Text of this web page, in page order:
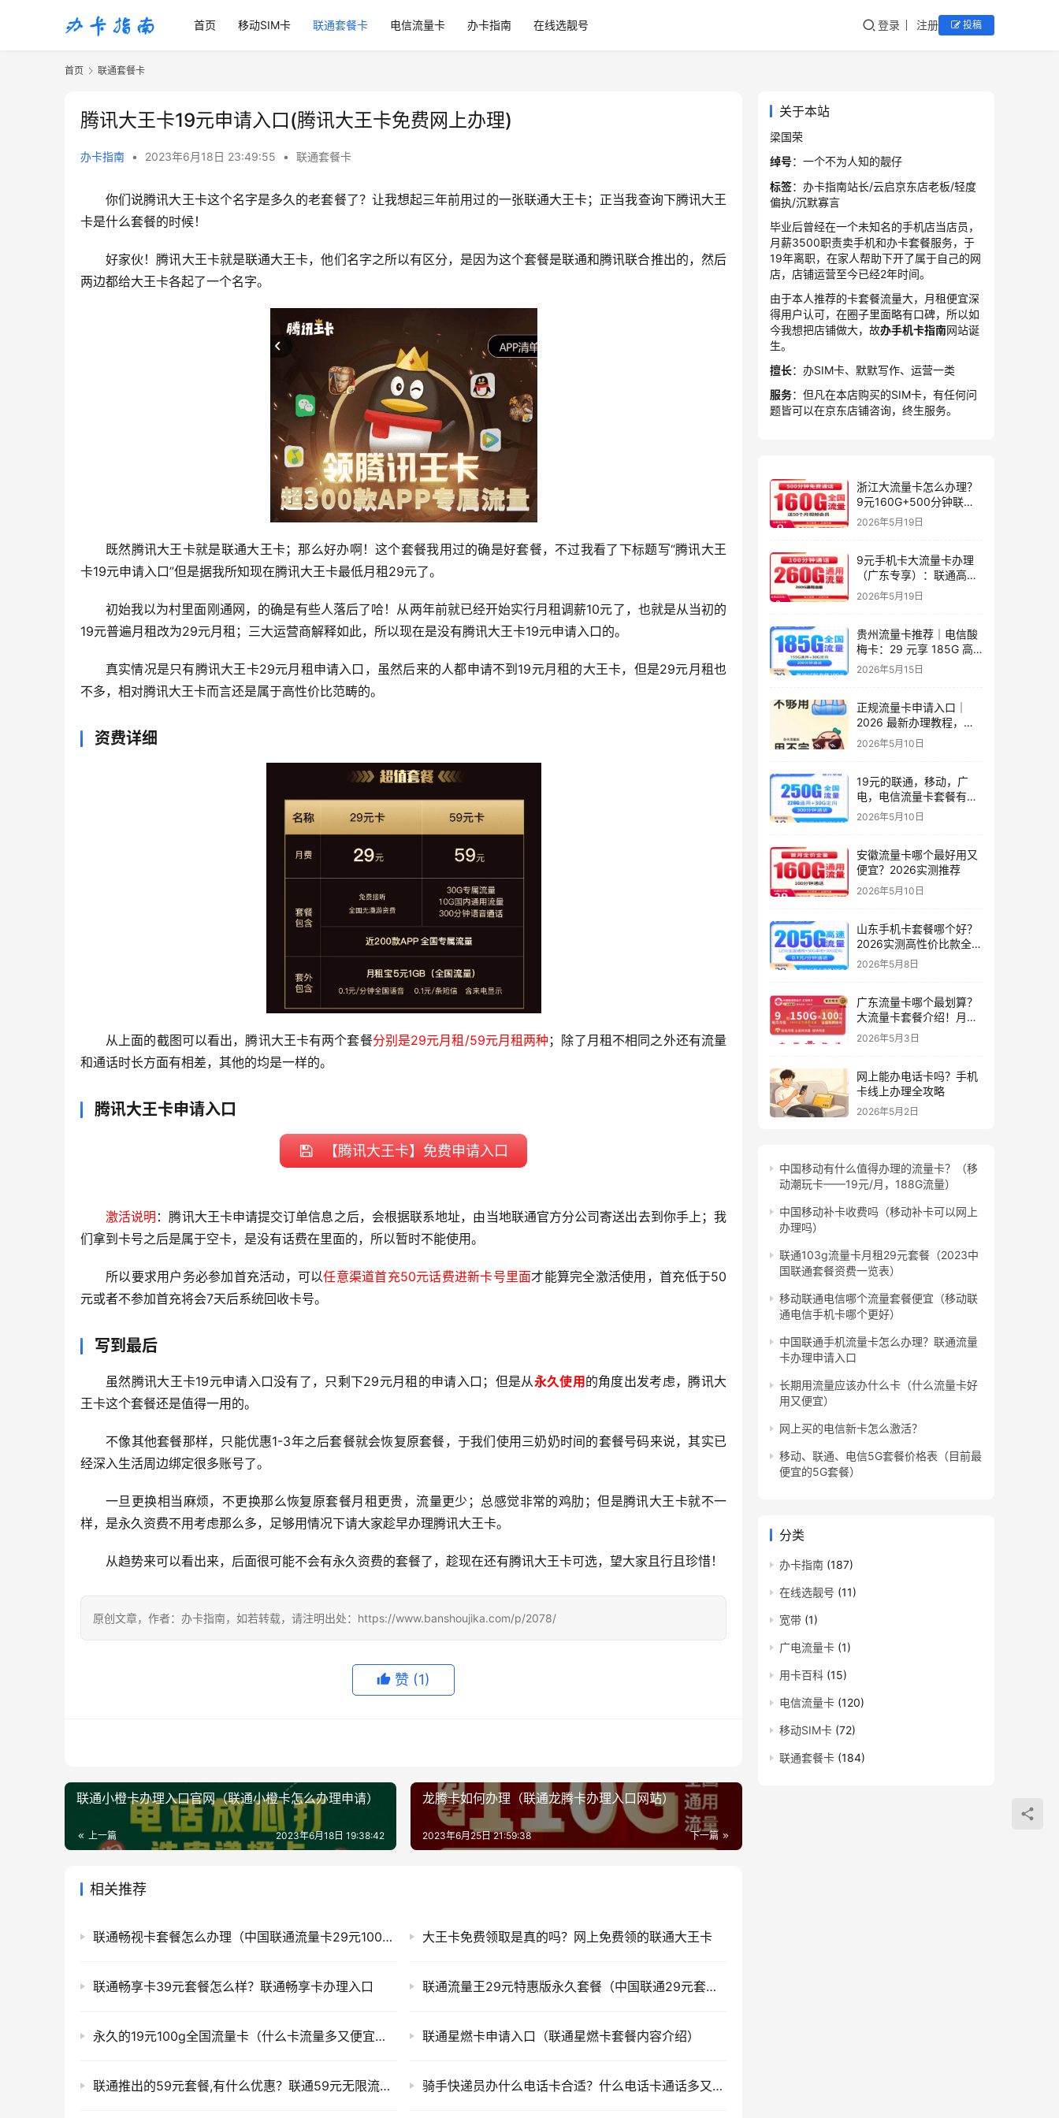
首页 移动SIM卡 联通套餐卡 电信流量卡 办卡指南 在线选靓号 登录 注册 投稿
首页 联通套餐卡
腾讯大王卡19元申请入口(腾讯大王卡免费网上办理)
办卡指南 • 2023年6月18日 23:49:55 • 联通套餐卡
你们说腾讯大王卡这个名字是多久的老套餐了？让我想起三年前用过的一张联通大王卡；正当我查询下腾讯大王
卡是什么套餐的时候！
好家伙！腾讯大王卡就是联通大王卡，他们名字之所以有区分，是因为这个套餐是联通和腾讯联合推出的，然后
两边都给大王卡各起了一个名字。
既然腾讯大王卡就是联通大王卡；那么好办啊！这个套餐我用过的确是好套餐，不过我看了下标题写“腾讯大王
卡19元申请入口”但是据我所知现在腾讯大王卡最低月租29元了。
初始我以为村里面刚通网，的确是有些人落后了哈！从两年前就已经开始实行月租调薪10元了，也就是从当初的
19元普遍月租改为29元月租；三大运营商解释如此，所以现在是没有腾讯大王卡19元申请入口的。
真实情况是只有腾讯大王卡29元月租申请入口，虽然后来的人都申请不到19元月租的大王卡，但是29元月租也
不多，相对腾讯大王卡而言还是属于高性价比范畴的。
资费详细
从上面的截图可以看出，腾讯大王卡有两个套餐分别是29元月租/59元月租两种 ；除了月租不相同之外还有流量
和通话时长方面有相差，其他的均是一样的。
腾讯大王卡申请入口
【腾讯大王卡】免费申请入口
激活说明 ：腾讯大王卡申请提交订单信息之后，会根据联系地址，由当地联通官方分公司寄送出去到你手上；我
们拿到卡号之后是属于空卡，是没有话费在里面的，所以暂时不能使用。
所以要求用户务必参加首充活动，可以任意渠道首充50元话费进新卡号里面才能算完全激活使用，首充低于50
元或者不参加首充将会7天后系统回收卡号。
写到最后
虽然腾讯大王卡19元申请入口没有了，只剩下29元月租的申请入口；但是从永久使用的角度出发考虑，腾讯大
王卡这个套餐还是值得一用的。
不像其他套餐那样，只能优惠1-3年之后套餐就会恢复原套餐，于我们使用三奶奶时间的套餐号码来说，其实已
经深入生活周边绑定很多账号了。
一旦更换相当麻烦，不更换那么恢复原套餐月租更贵，流量更少；总感觉非常的鸡肋；但是腾讯大王卡就不一
样，是永久资费不用考虑那么多，足够用情况下请大家趁早办理腾讯大王卡。
从趋势来可以看出来，后面很可能不会有永久资费的套餐了，趁现在还有腾讯大王卡可选，望大家且行且珍惜！
原创文章，作者：办卡指南，如若转载，请注明出处：https://www.banshoujika.com/p/2078/
赞 (1)
联通小橙卡办理入口官网（联通小橙卡怎么办理申请）
上一篇 2023年6月18日 19:38:42
龙腾卡如何办理（联通龙腾卡办理入口网站）
下一篇
2023年6月25日 21:59:38
相关推荐
联通畅视卡套餐怎么办理（中国联通流量卡29元100g） 大王卡免费领取是真的吗？网上免费领的联通大王卡
联通畅享卡39元套餐怎么样？联通畅享卡办理入口 联通流量王29元特惠版永久套餐（中国联通29元套餐最新出）
永久的19元100g全国流量卡（什么卡流量多又便宜不限速） 联通星燃卡申请入口（联通星燃卡套餐内容介绍）
联通推出的59元套餐,有什么优惠？联通59元无限流量卡 骑手快递员办什么电话卡合适？什么电话卡通话多又便宜？（2000分钟通话时长）
关于本站
梁国荣
绰号：一个不为人知的靓仔
标签：办卡指南站长/云启京东店老板/轻度
偏执/沉默寡言
毕业后曾经在一个未知名的手机店当店员，
月薪3500职责卖手机和办卡套餐服务，于
19年离职，在家人帮助下开了属于自己的网
店，店铺运营至今已经2年时间。
由于本人推荐的卡套餐流量大，月租便宜深
得用户认可，在圈子里面略有口碑，所以如
今我想把店铺做大，故办手机卡指南网站诞
生。
擅长：办SIM卡、默默写作、运营一类
服务：但凡在本店购买的SIM卡，有任何问
题皆可以在京东店铺咨询，终生服务。
浙江大流量卡怎么办理？
9元160G+500分钟联通
星屿卡
2026年5月19日
9元手机卡大流量卡办理
（广东专享）：联通高性
价比套餐实测指南
2026年5月19日
贵州流量卡推荐｜电信酸
梅卡：29 元享 185G 高
速流量 + 200 分钟，长期
2026年5月15日
正规流量卡申请入口｜
2026 最新办理教程，小
白零踩坑，附避坑技巧
2026年5月10日
19元的联通，移动，广
电，电信流量卡套餐有几
种？实测6款高性价比套
2026年5月10日
安徽流量卡哪个最好用又
便宜？2026实测推荐
2026年5月10日
山东手机卡套餐哪个好？
2026实测高性价比款全解
析（只发山东）
2026年5月8日
广东流量卡哪个最划算？
大流量卡套餐介绍！月租
9元起，150G起全国通用
2026年5月3日
网上能办电话卡吗？手机
卡线上办理全攻略
2026年5月2日
中国移动有什么值得办理的流量卡？（移
动潮玩卡——19元/月，188G流量）
中国移动补卡收费吗（移动补卡可以网上
办理吗）
联通103g流量卡月租29元套餐（2023中
国联通套餐资费一览表）
移动联通电信哪个流量套餐便宜（移动联
通电信手机卡哪个更好）
中国联通手机流量卡怎么办理？联通流量
卡办理申请入口
长期用流量应该办什么卡（什么流量卡好
用又便宜）
网上买的电信新卡怎么激活？
移动、联通、电信5G套餐价格表（目前最
便宜的5G套餐）
分类
办卡指南 (187)
在线选靓号 (11)
宽带 (1)
广电流量卡 (1)
用卡百科 (15)
电信流量卡 (120)
移动SIM卡 (72)
联通套餐卡 (184)